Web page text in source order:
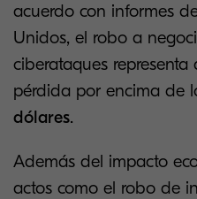
acuerdo con informes
Unidos, el robo a
ciberataques representa
pérdida por encima de
dólares.
Además del impacto
actos como el robo de